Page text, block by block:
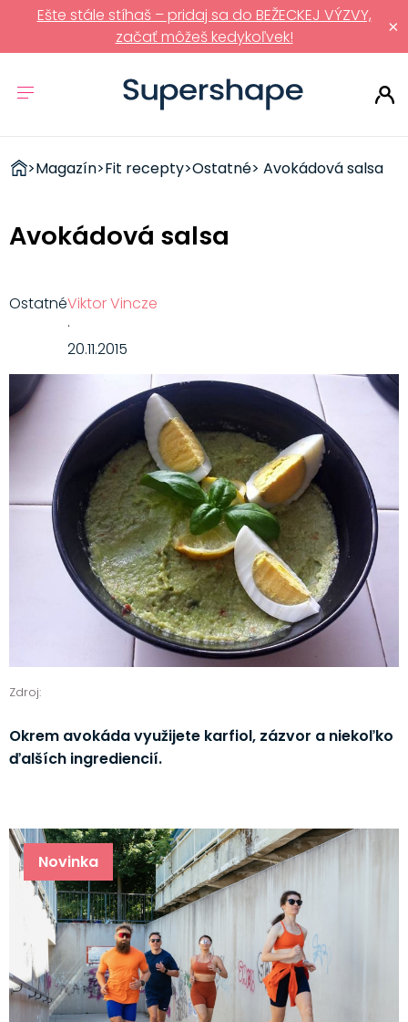
×
Ešte stále stíhaš – pridaj sa do BEŽECKEJ VÝZVY,
začať môžeš kedykoľvek!
ZDRAVÉ
>Magazín>Fit recepty>Ostatné> Avokádová salsa
Avokádová salsa
Zdroj:
Okrem avokáda využijete karfiol, zázvor a niekoľko
ďalších ingrediencií.
Novinka
OstatnéViktor Vincze
·
20.11.2015